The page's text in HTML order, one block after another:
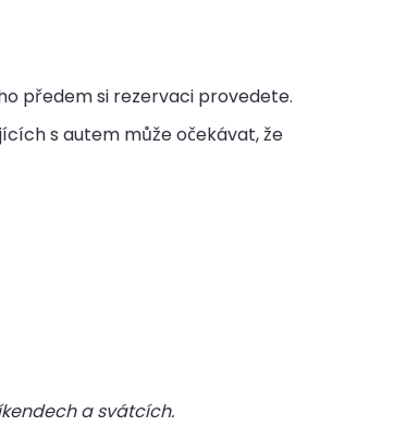
předem si rezervaci provedete.
s autem může očekávat, že
a svátcích.